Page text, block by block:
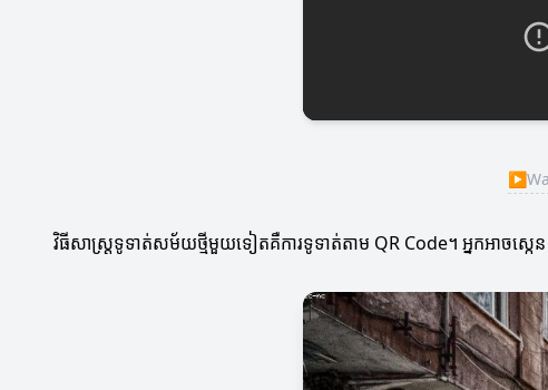
▶
វិធីសាស្ត្រទូទាត់សម័យថ្មីមួយទៀតគឺការទូទាត់តាម QR Code។ អ្នកអាចស្ក